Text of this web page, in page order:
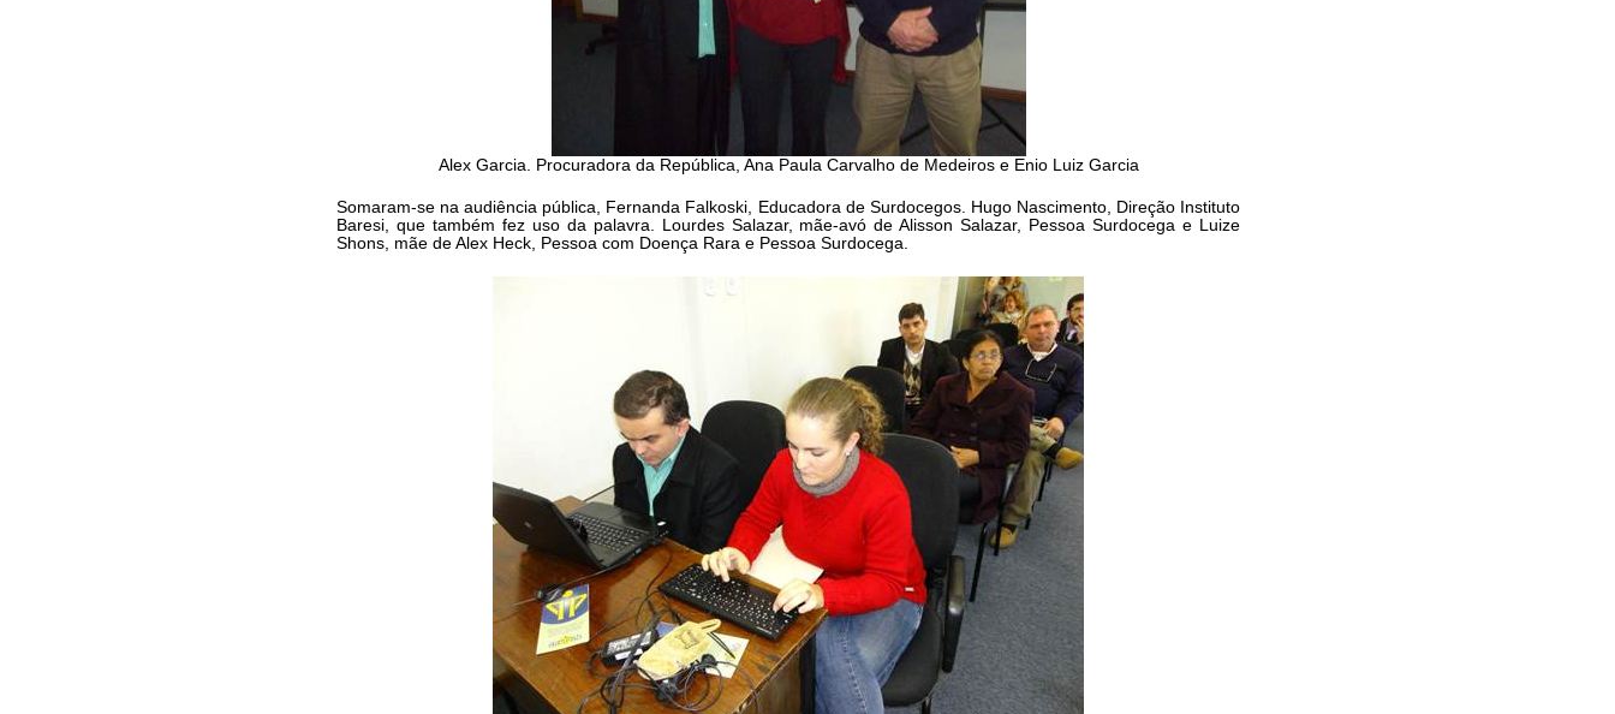
Alex Garcia. Procuradora da República, Ana Paula Carvalho de Medeiros e Enio Luiz Garcia
Somaram-se na audiência pública, Fernanda Falkoski, Educadora de Surdocegos. Hugo Nascimento, Direção Instituto
Baresi, que também fez uso da palavra. Lourdes Salazar, mãe-avó de Alisson Salazar, Pessoa Surdocega e Luize
Shons, mãe de Alex Heck, Pessoa com Doença Rara e Pessoa Surdocega.